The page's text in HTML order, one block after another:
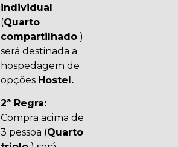
individual
(Quarto
compartilhado )
será destinada a
hospedagem de
opções Hostel.
2ª Regra:
Compra acima de
3 pessoa (Quarto